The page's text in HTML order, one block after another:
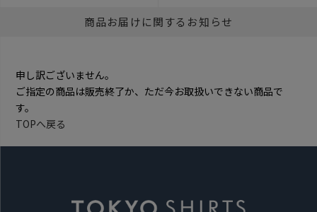
商品お届けに関するお知らせ
申し訳ございません。
ご指定の商品は販売終了か、ただ今お取扱いできない商品で
す。
TOPへ戻る